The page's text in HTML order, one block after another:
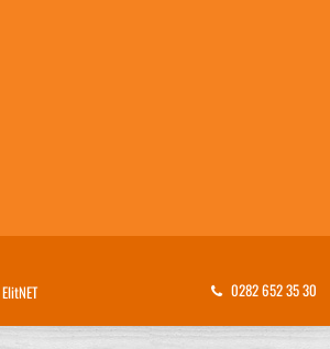
ElitNET 0282 652 35 30